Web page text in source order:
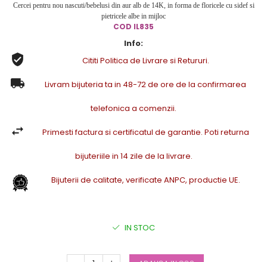
Cercei pentru nou nascuti/bebelusi din aur alb de 14K, in forma de floricele cu sidef si
pietricele albe in mijloc
COD IL835
Info:
Cititi Politica de Livrare si Retururi.
Livram bijuteria ta in 48-72 de ore de la confirmarea
telefonica a comenzii.
Primesti factura si certificatul de garantie. Poti returna
bijuteriile in 14 zile de la livrare.
Bijuterii de calitate, verificate ANPC, productie UE.
IN STOC